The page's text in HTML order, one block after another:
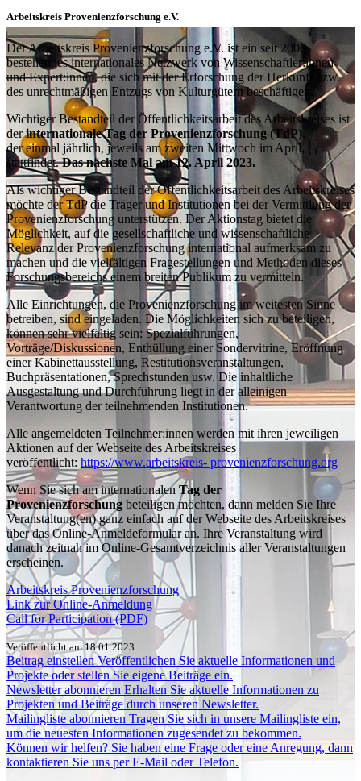
Arbeitskreis Provenienzforschung e.V.
Der Arbeitskreis Provenienzforschung e.V. ist ein seit 2000
bestehendes internationales Netzwerk von Wissenschaftler:innen
und Expert:innen, die sich mit der Erforschung der Herkunft bzw.
des unrechtmäßigen Entzugs von Kulturgütern beschäftigen.
Wichtiger Bestandteil der Öffentlichkeitsarbeit des Arbeitskreises ist
derinternationale Tag der Provenienzforschung (TdP)
dereinmal jährlich, jeweils am zweiten Mittwoch im April,
stattfindet.Das nächste Mal am 12. April 2023.
Als wichtiger Bestandteil der Öffentlichkeitsarbeit des Arbeitskreises
möchte der TdP die Träger und Institutionen bei der Vermittlung der
Provenienzforschung unterstützen. Der Aktionstag bietet die
Möglichkeit, auf die gesellschaftliche und wissenschaftliche
Relevanz der Provenienzforschung international aufmerksam zu
machen und die vielfältigen Fragestellungen und Methoden dieses
Forschungsbereichs einem breiten Publikum zu vermitteln.
Alle Einrichtungen, die Provenienzforschung im weitesten Sinne
betreiben, sind eingeladen. Die Möglichkeiten sich zu beteiligen,
können sehr vielfältig sein: Spezialführungen,
Vorträge/Diskussionen, Enthüllung einer Sondervitrine, Eröffnung
einer Kabinettausstellung, Restitutionsveranstaltungen,
Buchpräsentationen, Sprechstunden usw. Die inhaltliche
Ausgestaltung und Durchführung liegt in der alleinigen
Verantwortung der teilnehmenden Institutionen.
Alle angemeldeten Teilnehmer:innen werden mit ihren jeweiligen
Aktionen auf der Webseite des Arbeitskreises
veröffentlicht: https://www.arbeitskreis- provenienzforschung.org
Wenn Sie sich am internationalenTag der
Provenienzforschung beteiligen möchten, dann melden Sie Ihre
Veranstaltung(en) ganz einfach auf der Webseite des Arbeitskreises
über das Online-Anmeldeformular an. Ihre Veranstaltung wird
danach zeitnah im Online-Gesamtverzeichnis aller Veranstaltungen
erscheinen.
Arbeitskreis Provenienzforschung
Link zur Online-Anmeldung
Call for Participation (PDF)
Veröffentlicht am 18.01.2023
Beitrag einstellen Veröffentlichen Sie aktuelle Informationen und
Projekte oder stellen Sie eigene Beiträge ein.
Newsletter abonnieren Erhalten Sie aktuelle Informationen zu
Projekten und Beiträge durch unseren Newsletter.
Mailingliste abonnieren Tragen Sie sich in unsere Mailingliste ein,
um die neuesten Informationen zugesendet zu bekommen.
Können wir helfen? Sie haben eine Frage oder eine Anregung, dann
kontaktieren Sie uns per E-Mail oder Telefon.